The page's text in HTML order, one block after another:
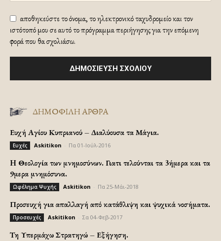
αποθηκεύστε το όνομα, το ηλεκτρονικό ταχυδρομείο και τον
ιστότοπό μου σε αυτό το πρόγραμμα περιήγησης για την επόμενη
φορά που θα σχολιάσω.
ΔΗΜΟΦΙΛΗ ΑΡΘΡΑ
Ευχή Αγίου Κυπριανού – Διαλύουσα τα Μάγια.
Ευχές Askitikon Πα 01-Ιούλ-2016
H Θεολογία των μνημοσύνων. Γιατι τελούνται τα 3ήμερα και τα
9μερα μνημόσυνα.
Ωφέλημα Ψυχής Askitikon Πα 25-Μάι-2018
Προσευχή για απαλλαγή από κατάθλιψη και ψυχικά νοσήματα.
Προσευχές Askitikon Σα 04-Φεβ-2017
Τη Υπερμάχω Στρατηγώ – Εξήγηση.